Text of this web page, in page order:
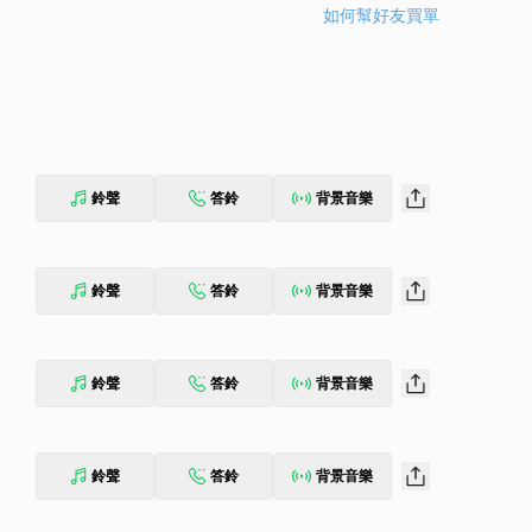
如何幫好友買單
鈴聲 答鈴 背景音樂
鈴聲 答鈴 背景音樂
鈴聲 答鈴 背景音樂
鈴聲 答鈴 背景音樂